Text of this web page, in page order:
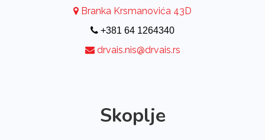
Branka Krsmanovića 43D
+381 64 1264340
drvais.nis@drvais.rs
Skoplje